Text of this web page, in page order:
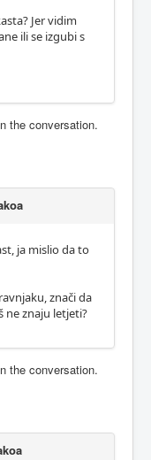
Jer vidim
ili se izgubi s
the conversation.
ja mislio da to
znači da
ne znaju letjeti?
the conversation.